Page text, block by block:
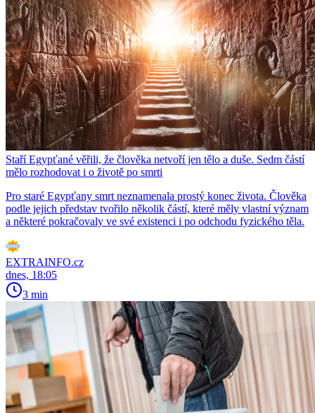
Staří Egypťané věřili, že člověka netvoří jen tělo a duše. Sedm částí
mělo rozhodovat i o životě po smrti
Pro staré Egypťany smrt neznamenala prostý konec života. Člověka
podle jejich představ tvořilo několik částí, které měly vlastní význam
a některé pokračovaly ve své existenci i po odchodu fyzického těla.
EXTRAINFO.cz
dnes, 18:05
3 min